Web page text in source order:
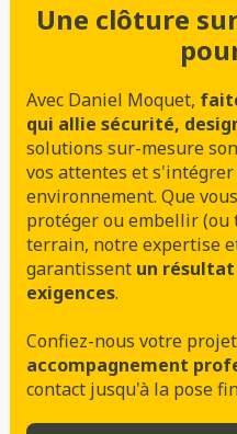
Une clôture
Avec Daniel Moquet,
qui allie sécurité,
solutions sur-mesure
vos attentes et
environnement. Que
protéger ou embellir (ou
terrain, notre expertise
garantissent un résultat
exigences.
Confiez-nous votre
accompagnement
contact jusqu'à la pose